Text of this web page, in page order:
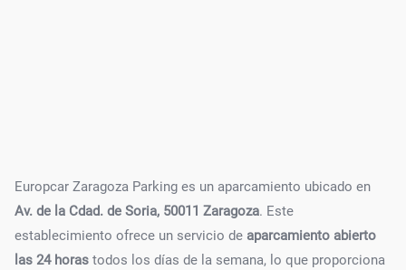
Europcar Zaragoza Parking es un aparcamiento ubicado en
Av. de la Cdad. de Soria, 50011 Zaragoza. Este
establecimiento ofrece un servicio de aparcamiento abierto
las 24 horas todos los días de la semana, lo que proporciona